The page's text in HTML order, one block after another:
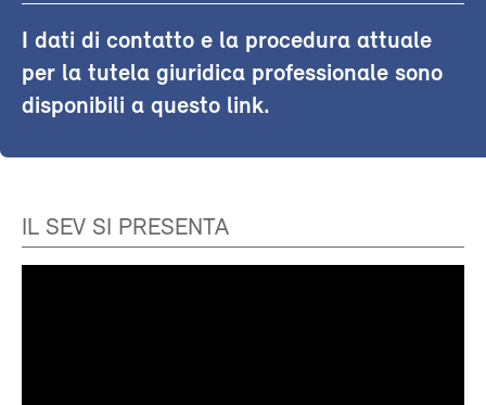
I dati di contatto e la procedura attuale
per la tutela giuridica professionale sono
disponibili a questo link.
IL SEV SI PRESENTA